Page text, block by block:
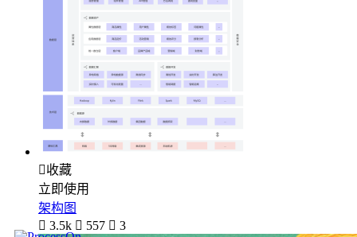
收藏
立即使用
架构图
 3.5k  557  3